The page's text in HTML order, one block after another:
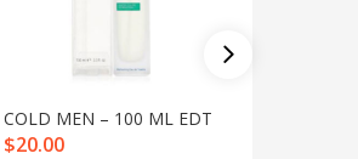
COLD MEN – 100 ML EDT
$20.00